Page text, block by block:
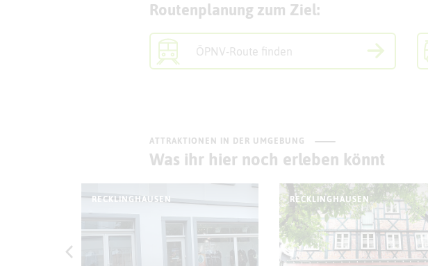
Routenplanung zum Ziel:
ÖPNV-Route finden
ATTRAKTIONEN IN DER UMGEBUNG
Was ihr hier noch erleben könnt
RECKLINGHAUSEN RECKLINGHAUSEN